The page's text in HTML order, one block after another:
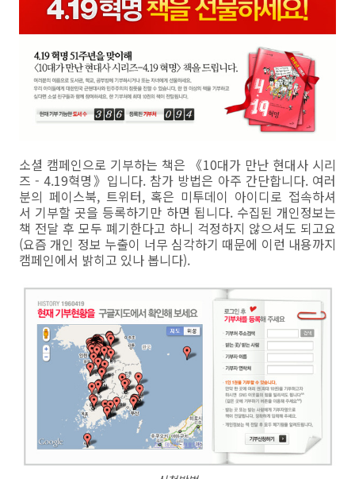
소셜 캠페인으로 기부하는 책은 《10대가 만난 현대사 시리
즈 - 4.19혁명》입니다. 참가 방법은 아주 간단합니다. 여러
분의 페이스북, 트위터, 혹은 미투데이 아이디로 접속하셔
서 기부할 곳을 등록하기만 하면 됩니다. 수집된 개인정보는
책 전달 후 모두 폐기한다고 하니 걱정하지 않으셔도 되고요
(요즘 개인 정보 누출이 너무 심각하기 때문에 이런 내용까지
캠페인에서 밝히고 있나 봅니다).